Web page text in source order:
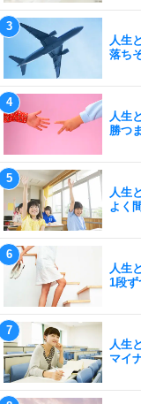
人生
落ち
人生
勝つ
人生
よく
人生
1段ず
人生
マイ